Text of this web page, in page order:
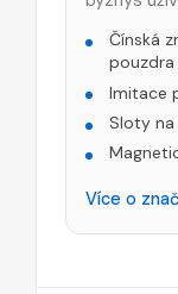
Čínská
pouzdra
Imitace
Sloty
Více o